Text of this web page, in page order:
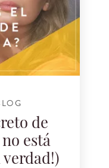
de
está